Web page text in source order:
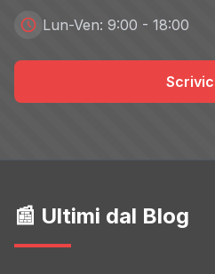
Lun-Ven: 9:00 - 18:00
📰 Ultimi dal Blog